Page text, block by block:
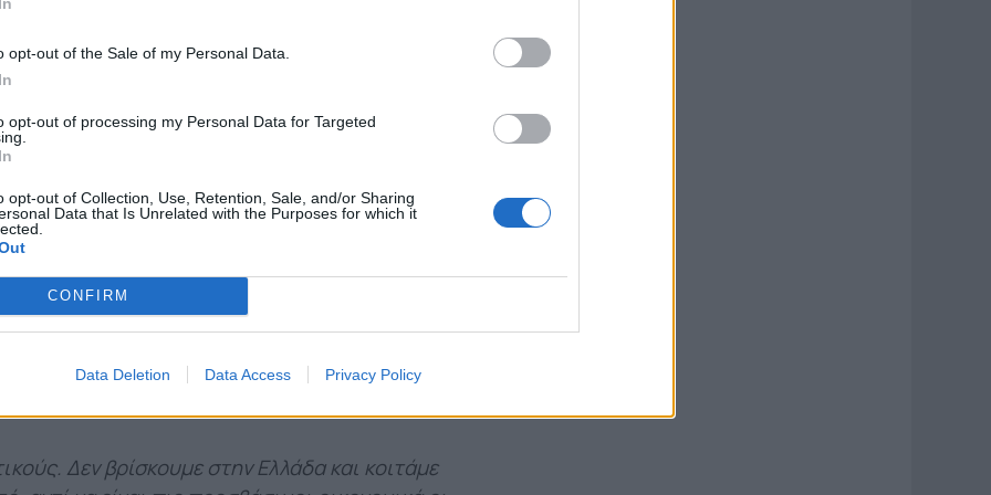
opt-out of the Sale of my Personal Data.
opt-out of processing my Personal Data for Targeted
opt-out of Collection, Use, Retention, Sale, and/or Sharing
Data that Is Unrelated with the Purposes for which it
CONFIRM
Data Deletion Data Access Privacy Policy
Ντάουντα, Μουνιέ), άλλοι που
κρίνονται προς το παρόν
και δύο χειμερινές μεταγραφικές
μεταγραφές που «κοστίζουν»
η ώρα ο Παναιτωλικός να αφήσει
που τα τελευταία χρόνια έχουν
να ακολουθήσει μία νέα
να στραφούμε στην ελληνική αγορά. Έχει
κάνουμε προσπάθειες να ανεβάσουμε δικά
κορμό, παίζουν καλά, έχουν μέλλον, μπορούν
ελληνικό ρόστερ λοιπόν θέλουμε,
το καταφέραμε. Δεν μπορείς όμως να έχεις
Δεν βρίσκουμε στην Ελλάδα και κοιτάμε